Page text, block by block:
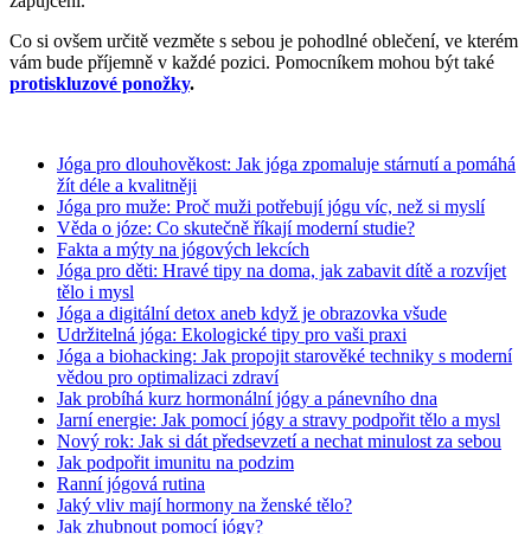
Co si ovšem určitě vezměte s sebou je pohodlné oblečení, ve kterém
vám bude příjemně v každé pozici. Pomocníkem mohou být také
protiskluzové ponožky.
Jóga pro dlouhověkost: Jak jóga zpomaluje stárnutí a pomáhá
žít déle a kvalitněji
Jóga pro muže: Proč muži potřebují jógu víc, než si myslí
Věda o józe: Co skutečně říkají moderní studie?
Fakta a mýty na jógových lekcích
Jóga pro děti: Hravé tipy na doma, jak zabavit dítě a rozvíjet
tělo i mysl
Jóga a digitální detox aneb když je obrazovka všude
Udržitelná jóga: Ekologické tipy pro vaši praxi
Jóga a biohacking: Jak propojit starověké techniky s moderní
vědou pro optimalizaci zdraví
Jak probíhá kurz hormonální jógy a pánevního dna
Jarní energie: Jak pomocí jógy a stravy podpořit tělo a mysl
Nový rok: Jak si dát předsevzetí a nechat minulost za sebou
Jak podpořit imunitu na podzim
Ranní jógová rutina
Jaký vliv mají hormony na ženské tělo?
Jak zhubnout pomocí jógy?